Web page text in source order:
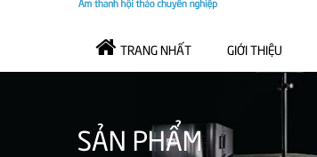
TRANG NHẤT GIỚI THIỆU
SẢN PHẨM